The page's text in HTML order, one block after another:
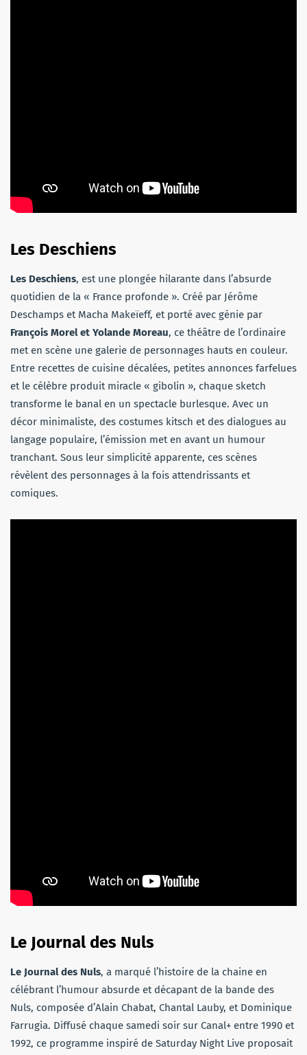
Les Deschiens
Les Deschiens, est une plongée hilarante dans l’absurde
quotidien de la « France profonde ». Créé par Jérôme
Deschamps et Macha Makeïeff, et porté avec génie par
François Morel et Yolande Moreau, ce théâtre de l’ordinaire
met en scène une galerie de personnages hauts en couleur.
Entre recettes de cuisine décalées, petites annonces farfelues
et le célèbre produit miracle « gibolin », chaque sketch
transforme le banal en un spectacle burlesque. Avec un
décor minimaliste, des costumes kitsch et des dialogues au
langage populaire, l’émission met en avant un humour
tranchant. Sous leur simplicité apparente, ces scènes
révèlent des personnages à la fois attendrissants et
comiques.
Le Journal des Nuls
Le Journal des Nuls, a marqué l’histoire de la chaine en
célébrant l’humour absurde et décapant de la bande des
Nuls, composée d’Alain Chabat, Chantal Lauby, et Dominique
Farrugia. Diffusé chaque samedi soir sur Canal+ entre 1990 et
1992, ce programme inspiré de Saturday Night Live proposait